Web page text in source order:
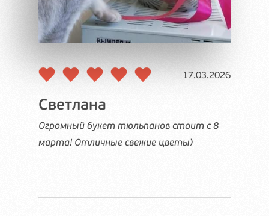
Светлана
17.03.2026
Огромный букет тюльпанов стоит с 8
марта! Отличные свежие цветы)